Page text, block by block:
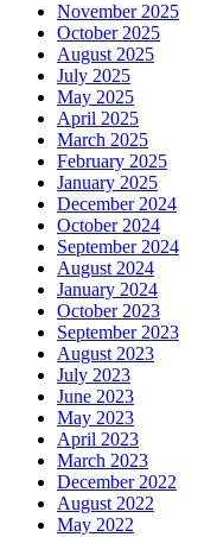
November 2025
October 2025
August 2025
July 2025
May 2025
April 2025
March 2025
February 2025
January 2025
December 2024
October 2024
September 2024
August 2024
January 2024
October 2023
September 2023
August 2023
July 2023
June 2023
May 2023
April 2023
March 2023
December 2022
August 2022
May 2022